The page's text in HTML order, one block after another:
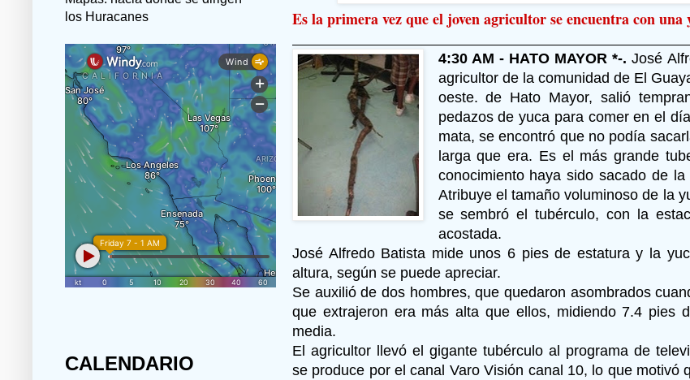
Es la primera vez que el joven agricultor se encuentra con una
4:30 AM - HATO MAYOR *-. José
agricultor de la comunidad de El
oeste. de Hato Mayor, salió
pedazos de yuca para comer en el
mata, se encontró que no podía
larga que era. Es el más grande
conocimiento haya sido sacado de
Atribuye el tamaño voluminoso de la
se sembró el tubérculo, con la
acostada.
José Alfredo Batista mide unos 6 pies de estatura y la
altura, según se puede apreciar.
Se auxilió de dos hombres, que quedaron asombrados
que extrajeron era más alta que ellos, midiendo 7.4 pies
media.
El agricultor llevó el gigante tubérculo al programa de
se produce por el canal Varo Visión canal 10, lo que motivó
los Huracanes
CALENDARIO